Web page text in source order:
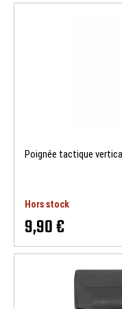
Poignée tactique
Hors stock
9,90 €